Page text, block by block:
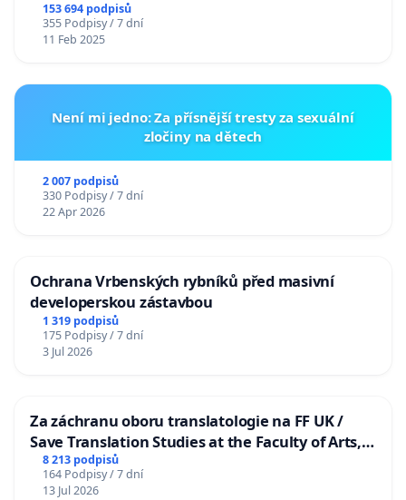
153 694 podpisů
355 Podpisy / 7 dní
11 Feb 2025
Není mi jedno: Za přísnější tresty za sexuální
zločiny na dětech
2 007 podpisů
330 Podpisy / 7 dní
22 Apr 2026
Ochrana Vrbenských rybníků před masivní
developerskou zástavbou
1 319 podpisů
175 Podpisy / 7 dní
3 Jul 2026
Za záchranu oboru translatologie na FF UK /
Save Translation Studies at the Faculty of Arts,
Charles University
8 213 podpisů
164 Podpisy / 7 dní
13 Jul 2026